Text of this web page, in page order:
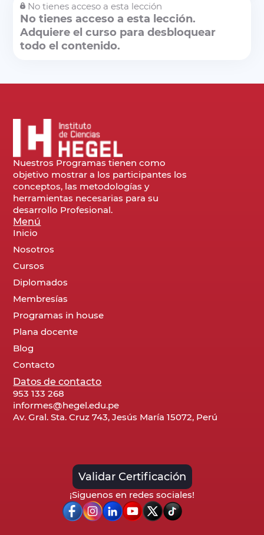
No tienes acceso a esta lección
No tienes acceso a esta lección.
Adquiere el curso para desbloquear
todo el contenido.
Nuestros Programas tienen como
objetivo mostrar a los participantes los
conceptos, las metodologías y
herramientas necesarias para su
desarrollo Profesional.
Menú
Inicio
Nosotros
Cursos
Diplomados
Membresías
Programas in house
Plana docente
Blog
Contacto
Datos de contacto
953 133 268
informes@hegel.edu.pe
Av. Gral. Sta. Cruz 743, Jesús María 15072, Perú
Validar Certificación
¡Siguenos en redes sociales!